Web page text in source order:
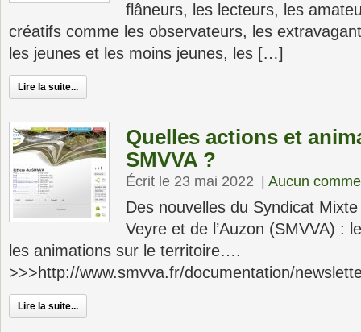
flâneurs, les lecteurs, les
créatifs comme les observateurs, les
les jeunes et les moins jeunes, les […]
Lire la suite...
Quelles actions et
SMVVA ?
Écrit le 23 mai 2022 Aucun
Des nouvelles du Syndicat
Veyre et de l’Auzon (SMVVA) :
les animations sur le territoire….
>>>http://www.smvva.fr/documentation/
Lire la suite...